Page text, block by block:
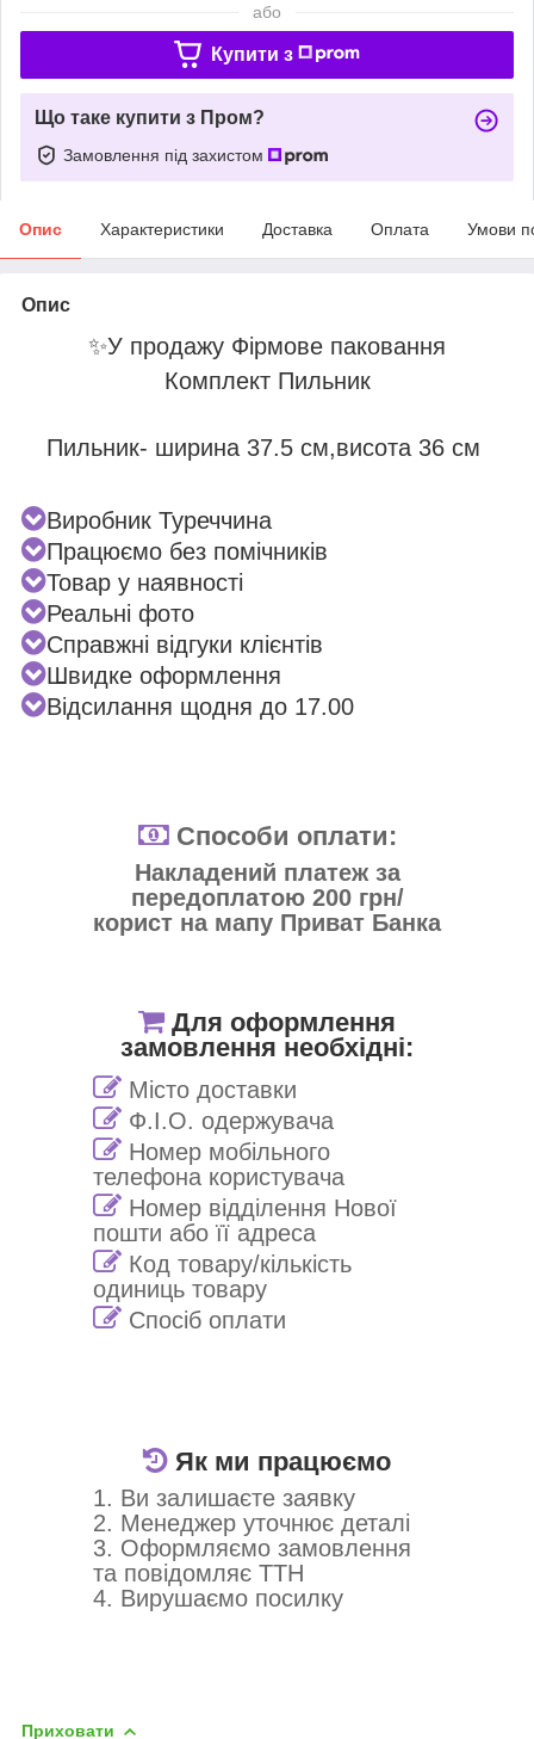
або
Купити з
Що таке купити з Пром?
Замовлення під захистом
Опис Характеристики Доставка Оплата Умови
Опис
✨У продажу Фірмове паковання
Комплект Пильник
Пильник- ширина 37.5 см,висота 36 см
Виробник Туреччина
Працюємо без помічників
Товар у наявності
Реальні фото
Справжні відгуки клієнтів
Швидке оформлення
Відсилання щодня до 17.00
Способи оплати:
Накладений платеж за
передоплатою 200 грн/
корист на мапу Приват Банка
Як ми працюємо
1. Ви залишаєте заявку
2. Менеджер уточнює деталі
3. Оформляємо замовлення
та повідомляє ТТН
4. Вирушаємо посилку
Для оформлення
замовлення необхідні:
Місто доставки
Ф.І.О. одержувача
Номер мобільного
телефона користувача
Номер відділення Нової
пошти або її адреса
Код товару/кількість
одиниць товару
Спосіб оплати
Приховати